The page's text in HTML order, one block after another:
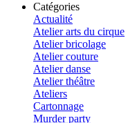
Catégories
Actualité
Atelier arts du cirque
Atelier bricolage
Atelier couture
Atelier danse
Atelier théâtre
Ateliers
Cartonnage
Murder party